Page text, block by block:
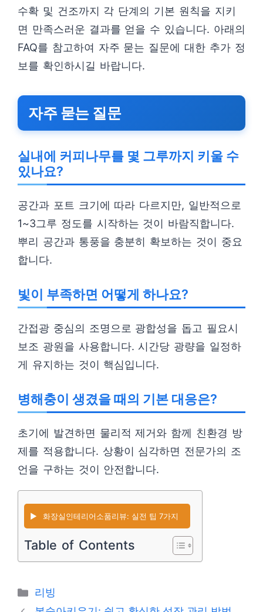
수확 및 건조까지 각 단계의 기본 원칙을 지키
면 만족스러운 결과를 얻을 수 있습니다. 아래의
FAQ를 참고하여 자주 묻는 질문에 대한 추가 정
보를 확인하시길 바랍니다.
자주 묻는 질문
실내에 커피나무를 몇 그루까지 키울 수
있나요?
공간과 포트 크기에 따라 다르지만, 일반적으로
1~3그루 정도를 시작하는 것이 바람직합니다.
뿌리 공간과 통풍을 충분히 확보하는 것이 중요
합니다.
빛이 부족하면 어떻게 하나요?
간접광 중심의 조명으로 광합성을 돕고 필요시
보조 광원을 사용합니다. 시간당 광량을 일정하
게 유지하는 것이 핵심입니다.
병해충이 생겼을 때의 기본 대응은?
초기에 발견하면 물리적 제거와 함께 친환경 방
제를 적용합니다. 상황이 심각하면 전문가의 조
언을 구하는 것이 안전합니다.
▶️ 화장실인테리어소품리뷰: 실전 팁 7가지
Table of Contents
카
테
리빙